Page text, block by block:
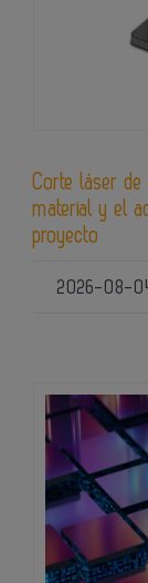
Corte láser
material y el
proyecto
2026-08-